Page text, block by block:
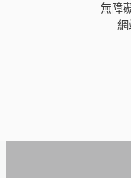
無障
網